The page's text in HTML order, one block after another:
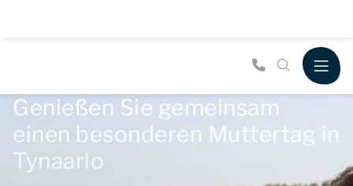
Genießen Sie gemeinsam
einen besonderen Muttertag in
Tynaarlo